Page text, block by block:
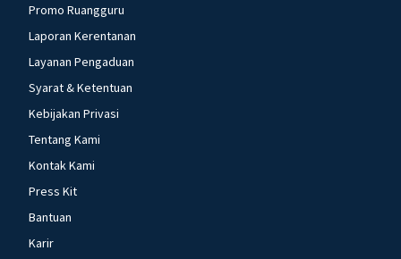
Promo Ruangguru
Laporan Kerentanan
Layanan Pengaduan
Syarat & Ketentuan
Kebijakan Privasi
Tentang Kami
Kontak Kami
Press Kit
Bantuan
Karir